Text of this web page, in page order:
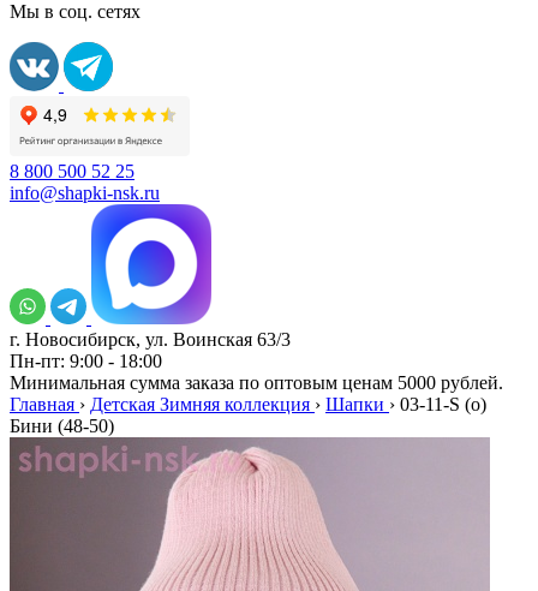
Мы в соц. сетях
8 800 500 52 25
info@shapki-nsk.ru
г. Новосибирск, ул. Воинская 63/3
Пн-пт: 9:00 - 18:00
Минимальная сумма заказа по оптовым ценам 5000 рублей.
Главная › Детская Зимняя коллекция › Шапки › 03-11-S (о)
Бини (48-50)